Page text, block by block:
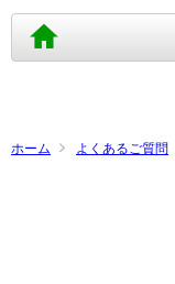
ホーム よくあるご質問